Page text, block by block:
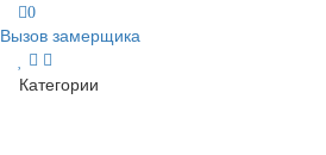
0
Вызов замерщика
Категории